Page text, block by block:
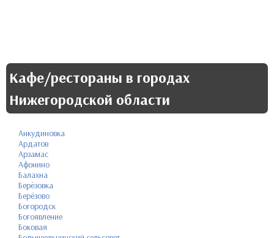
Кафе/рестораны в городах
Нижегородской области
Анкудиновка
Ардатов
Арзамас
Афонино
Балахна
Берёзовка
Берёзово
Богородск
Богоявление
Боковая